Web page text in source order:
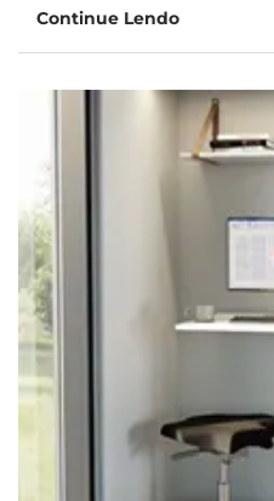
Continue Lendo